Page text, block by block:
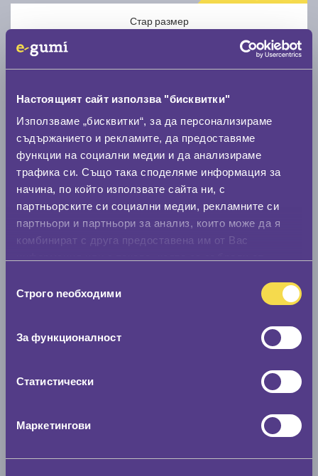
Настоящият сайт използва "бисквитки"
Използваме „бисквитки“, за да персонализираме
съдържанието и рекламите, да предоставяме
функции на социални медии и да анализираме
трафика си. Също така споделяме информация за
начина, по който използвате сайта ни, с
партньорските си социални медии, рекламните си
партньори и партньори за анализ, които може да я
комбинират с друга предоставена им от Вас
наСтрого nеобходими
За функционалност
Статистически
Маркетингови
Стар размер
Нов размер
Стар размер
0 мм.
Скоростомер при 100